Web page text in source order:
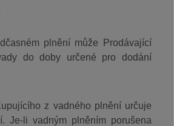
plnění může Prodávající
do doby určené pro dodání
z vadného plnění určuje
Je-li vadným plněním porušena